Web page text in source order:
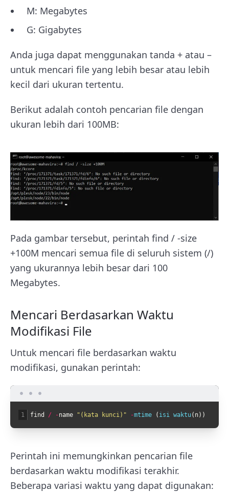
M: Megabytes
G: Gigabytes
Anda juga dapat menggunakan tanda + atau –
untuk mencari file yang lebih besar atau lebih
kecil dari ukuran tertentu.
Berikut adalah contoh pencarian file dengan
ukuran lebih dari 100MB:
Pada gambar tersebut, perintah find / -size
+100M mencari semua file di seluruh sistem (/)
yang ukurannya lebih besar dari 100
Megabytes.
Mencari Berdasarkan Waktu
Modifikasi File
Untuk mencari file berdasarkan waktu
modifikasi, gunakan perintah:
1 find / -name "(kata kunci)" -mtime ( isi waktu( n) )
Perintah ini memungkinkan pencarian file
berdasarkan waktu modifikasi terakhir.
Beberapa variasi waktu yang dapat digunakan: